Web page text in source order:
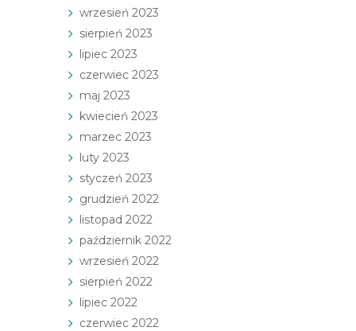
wrzesień 2023
sierpień 2023
lipiec 2023
czerwiec 2023
maj 2023
kwiecień 2023
marzec 2023
luty 2023
styczeń 2023
grudzień 2022
listopad 2022
październik 2022
wrzesień 2022
sierpień 2022
lipiec 2022
czerwiec 2022